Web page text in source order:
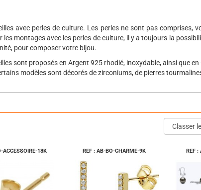
avec perles de culture. Les perles ne sont pas comprises,
montages avec les perles de culture, il y a toujours la
pour composer votre bijou.
sont proposés en Argent 925 rhodié, inoxydable, ainsi que en
modèles sont décorés de zirconiums, de pierres
ACCESSOIRE-18K REF : AB-BO-CHARME-9K REF